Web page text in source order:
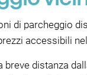
di parcheggio
accessibili
breve distanza